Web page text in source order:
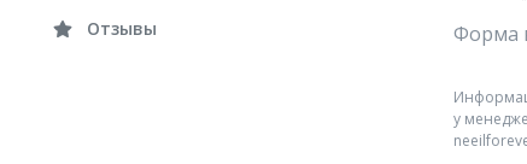
Отзывы
Форма
у